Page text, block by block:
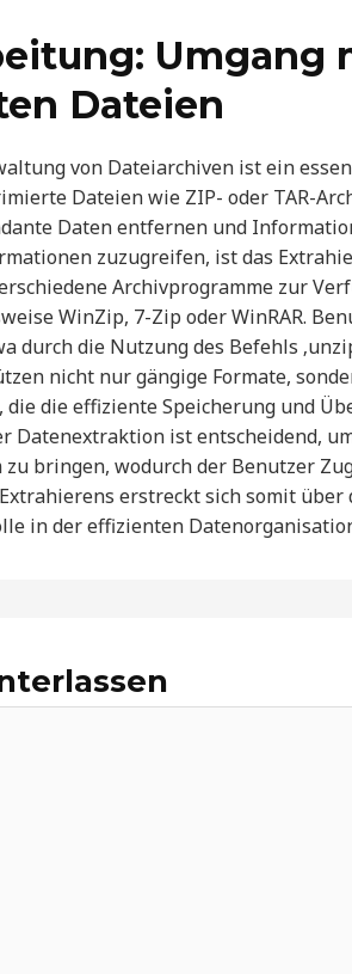
Umgang
Dateien
von Dateiarchiven ist ein
Dateien wie ZIP- oder TAR-
Daten entfernen und
zuzugreifen, ist das
Archivprogramme zur
WinZip, 7-Zip oder WinRAR.
durch die Nutzung des Befehls
nicht nur gängige Formate,
die die effiziente Speicherung und
Datenextraktion ist entscheidend,
bringen, wodurch der Benutzer
erstreckt sich somit
in der effizienten